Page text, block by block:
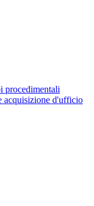
procedimentali
acquisizione d'ufficio